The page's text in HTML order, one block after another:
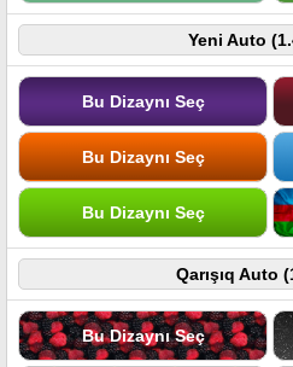
Yeni Auto
Bu Dizaynı Seç
Bu Dizaynı Seç
Bu Dizaynı Seç
Qarışıq Auto
Bu Dizaynı Seç